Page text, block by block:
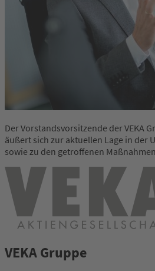
Der Vorstandsvorsitzende der VEKA
äußert sich zur aktuellen Lage in der
sowie zu den getroffenen Maßnahmen
VEKA Gruppe